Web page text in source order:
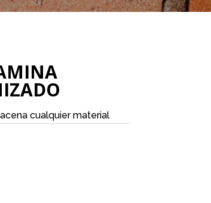
cualquier material